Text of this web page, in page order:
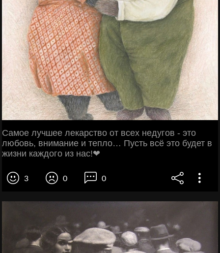
Самое лучшее лекарство от всех недугов - это
любовь, внимание и тепло… Пусть всё это будет в
жизни каждого из нас!❤
3 0 0